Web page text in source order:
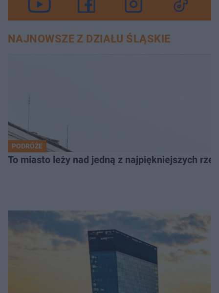
NAJNOWSZE Z DZIAŁU ŚLĄSKIE
PODRÓŻE
To miasto leży nad jedną z najpiękniejszych